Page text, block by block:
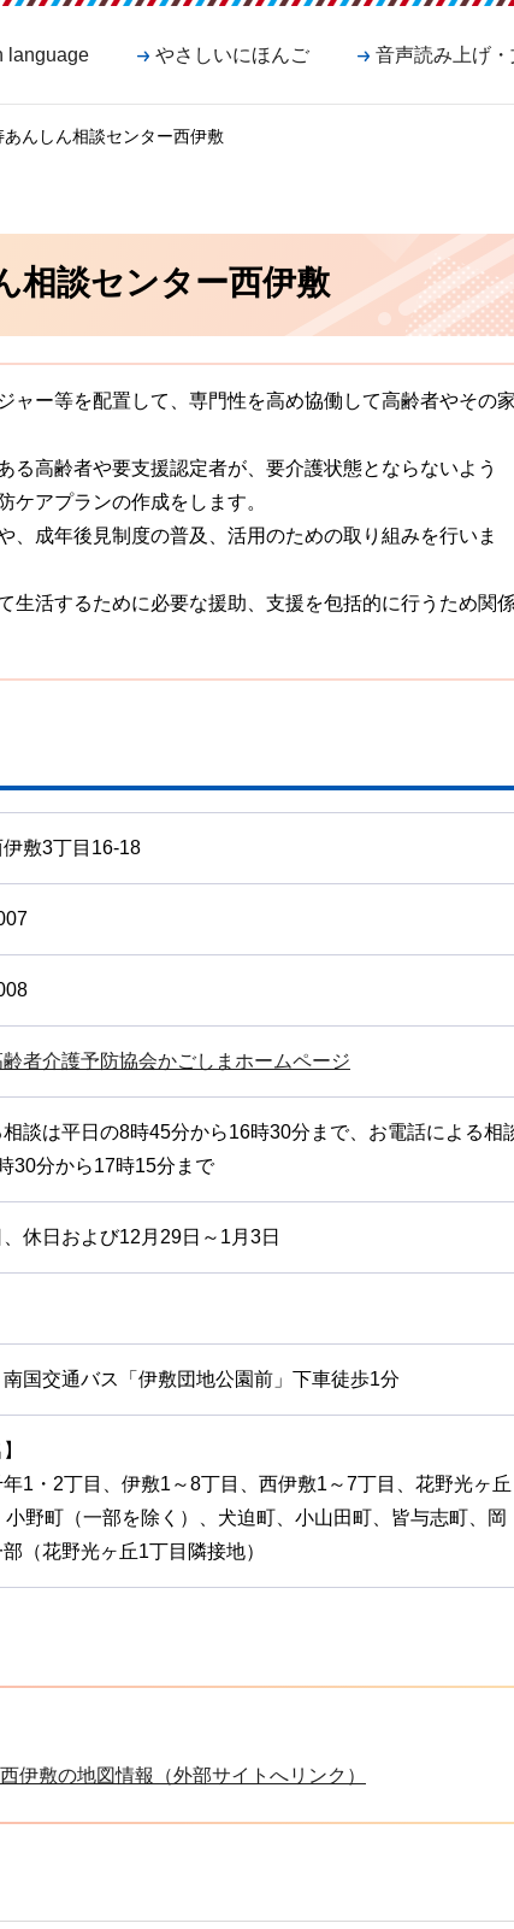
language やさしいにほんご 音声読み上げ
んしん相談センター西伊敷
相談センター西伊敷
ャー等を配置して、専門性を高め協働して高齢者やその家
る高齢者や要支援認定者が、要介護状態とならないよう
ケアプランの作成をします。
、成年後見制度の普及、活用のための取り組みを行いま
生活するために必要な援助、支援を包括的に行うため関
敷3丁目16-18
齢者介護予防協会かごしまホームページ
談は平日の8時45分から16時30分まで、お電話による相
30分から17時15分まで
休日および12月29日～1月3日
国交通バス「伊敷団地公園前」下車徒歩1分
1・2丁目、伊敷1～8丁目、西伊敷1～7丁目、花野光ヶ丘
小野町（一部を除く）、犬迫町、小山田町、皆与志町、岡
（花野光ヶ丘1丁目隣接地）
伊敷の地図情報（外部サイトへリンク）